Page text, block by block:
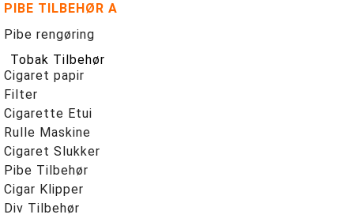
PIBE TILBEHØR A
Pibe rengøring
Tobak Tilbehør
Cigaret papir
Filter
Cigarette Etui
Rulle Maskine
Cigaret Slukker
Pibe Tilbehør
Cigar Klipper
Div Tilbehør